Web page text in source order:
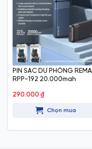
PIN SẠC DỰ PHÒNG
RPP-192 20.000mah
290.000 ₫
Chọn mua